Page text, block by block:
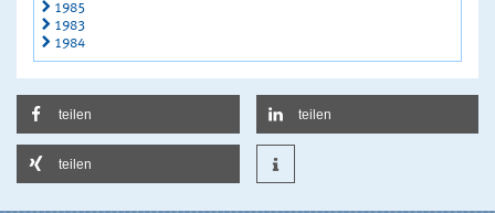
1985
1983
1984
teilen teilen
teilen